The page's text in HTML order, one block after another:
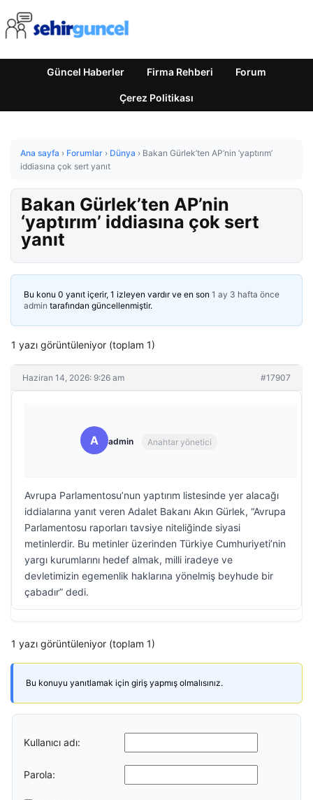
Güncel Haberler Firma Rehberi Forum
Çerez Politikası
Ana sayfa › Forumlar › Dünya › Bakan Gürlek’ten AP’nin ‘yaptırım’
iddiasına çok sert yanıt
Bakan Gürlek’ten AP’nin
‘yaptırım’ iddiasına çok sert
yanıt
Bu konu 0 yanıt içerir, 1 izleyen vardır ve en son 1 ay 3 hafta önce
admin tarafından güncellenmiştir.
1 yazı görüntüleniyor (toplam 1)
Haziran 14, 2026: 9:26 am #17907
A admin Anahtar yönetici
Avrupa Parlamentosu’nun yaptırım listesinde yer alacağı
iddialarına yanıt veren Adalet Bakanı Akın Gürlek, “Avrupa
Parlamentosu raporları tavsiye niteliğinde siyasi
metinlerdir. Bu metinler üzerinden Türkiye Cumhuriyeti’nin
yargı kurumlarını hedef almak, milli iradeye ve
devletimizin egemenlik haklarına yönelmiş beyhude bir
çabadır” dedi.
1 yazı görüntüleniyor (toplam 1)
Bu konuyu yanıtlamak için giriş yapmış olmalısınız.
Kullanıcı adı:
Parola: